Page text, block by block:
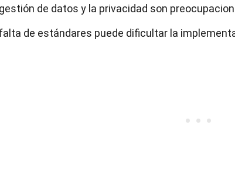
de datos y la privacidad son
de estándares puede dificultar la